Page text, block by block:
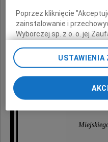
Poprzez kliknięcie
zainstalowanie i
Wyborczej sp. z o. o. jej
chwili zmienić swoje
ponownie wywołując
preferencjami dot.
odnośnik „Ustawienia
przechodząc do sekcji
My, nasi Zaufani Partnerzy i
USTAWIENIA